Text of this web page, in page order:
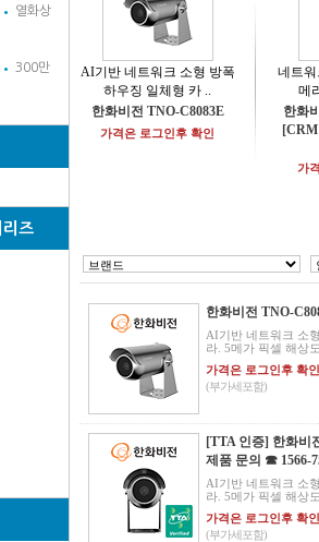
열화상
300만
즈
AI기반 네트워크 소형 방폭
하우징 일체형 카 ..
한화비전 TNO-C8083E
가격은 로그인후 확인
네트워
메
한화
가
한화비전 TNO-
AI기반 네트워크 소
라. 5메가 픽셀 해상
가격은 로그인후 확인
(부가세포함)
[TTA 인증] 한화비
제품 문의 ☎ 1566-
AI기반 네트워크 소
라. 5메가 픽셀 해상
가격은 로그인후 확인
(부가세포함)